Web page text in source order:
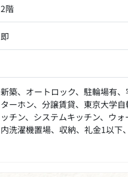
2階
即
新築、オートロック、駐輪場有
ターホン、分譲賃貸、東京大学
ッチン、システムキッチン、ウ
内洗濯機置場、収納、礼金1以下